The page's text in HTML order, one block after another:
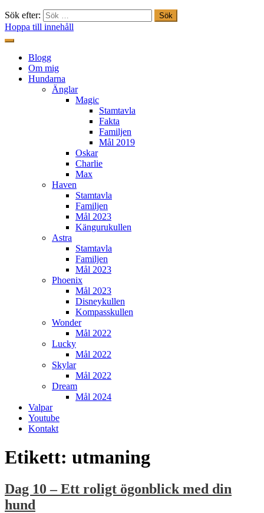
Sök efter:
Hoppa till innehåll
Freestylehundar.se
Blogg
Om mig
Hundarna
Änglar
Magic
Stamtavla
Fakta
Familjen
Mål 2019
Oskar
Charlie
Max
Haven
Stamtavla
Familjen
Mål 2023
Kängurukullen
Astra
Stamtavla
Familjen
Mål 2023
Phoenix
Mål 2023
Disneykullen
Kompasskullen
Wonder
Mål 2022
Lucky
Mål 2022
Skylar
Mål 2022
Dream
Mål 2024
Valpar
Youtube
Kontakt
Etikett: utmaning
Dag 10 – Ett roligt ögonblick med din
hund